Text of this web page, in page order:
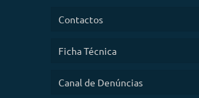
Contactos
Ficha Técnica
Canal de Denúncias